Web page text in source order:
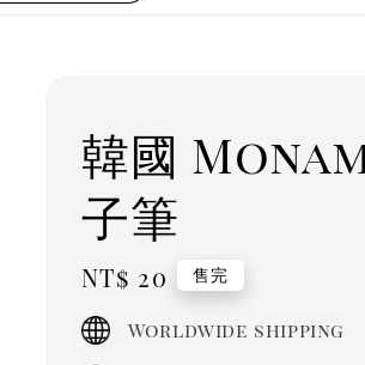
韓國
子筆
Regular
price
NT$ 20 售完
Worldwide shipping